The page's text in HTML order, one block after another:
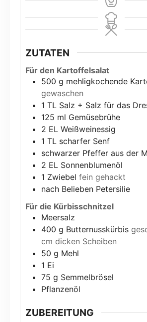
ZUTATEN
Für den Kartoffelsalat
500 g mehligkochende
gewaschen
1 TL Salz + Salz für das
125 ml Gemüsebrühe
2 EL Weißweinessig
1 TL scharfer Senf
schwarzer Pfeffer aus der
2 EL Sonnenblumenöl
1 Zwiebel fein gehackt
nach Belieben Petersilie
Für die Kürbisschnitzel
Meersalz
400 g Butternusskürbis
cm dicken Scheiben
50 g Mehl
1 Ei
75 g Semmelbrösel
Pflanzenöl
ZUBEREITUNG